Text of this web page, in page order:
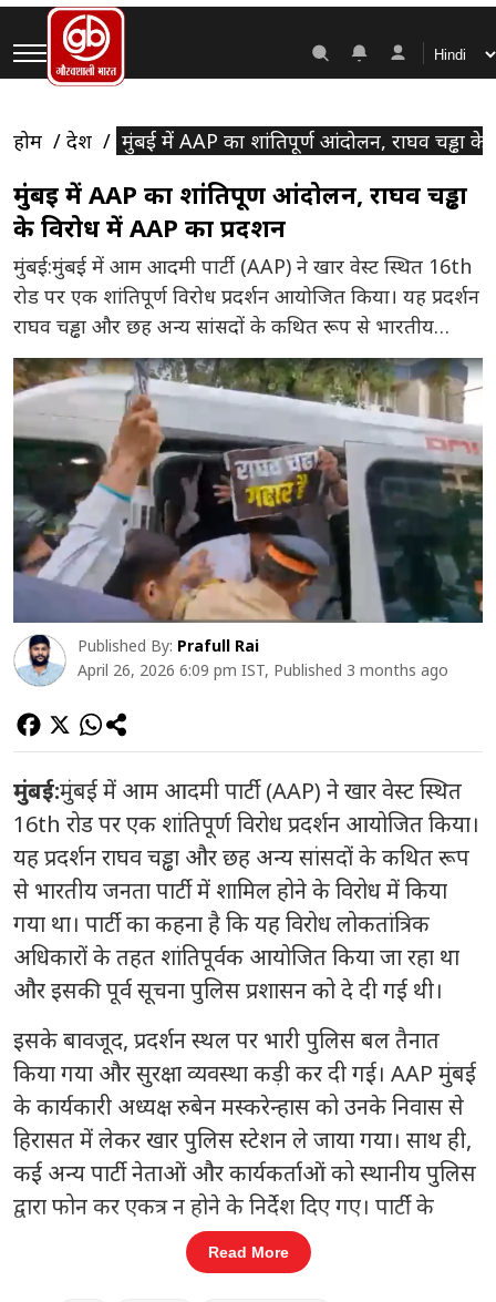
होम देश मुंबई में AAP का शांतिपूर्ण आंदोलन, राघव चड्ढा के
मुंबई में AAP का शांतिपूर्ण आंदोलन, राघव चड्ढा
के विरोध में AAP का प्रदर्शन
मुंबई:मुंबई में आम आदमी पार्टी (AAP) ने खार वेस्ट स्थित 16th
रोड पर एक शांतिपूर्ण विरोध प्रदर्शन आयोजित किया। यह प्रदर्शन
राघव चड्ढा और छह अन्य सांसदों के कथित रूप से भारतीय
जनता पार्टी में शामिल होने के विरोध में किया गया था। पार्टी का
कहना है कि यह विरोध लोकतांत्रिक अधिकारों के तहत
शांतिपूर्वक […]
Published By: Prafull Rai
April 26, 2026 6:09 pm IST, Published 3 months ago
मुंबई:मुंबई में आम आदमी पार्टी (AAP) ने खार वेस्ट स्थित
16th रोड पर एक शांतिपूर्ण विरोध प्रदर्शन आयोजित किया।
यह प्रदर्शन राघव चड्ढा और छह अन्य सांसदों के कथित रूप
से भारतीय जनता पार्टी में शामिल होने के विरोध में किया
गया था। पार्टी का कहना है कि यह विरोध लोकतांत्रिक
अधिकारों के तहत शांतिपूर्वक आयोजित किया जा रहा था
और इसकी पूर्व सूचना पुलिस प्रशासन को दे दी गई थी।
इसके बावजूद, प्रदर्शन स्थल पर भारी पुलिस बल तैनात
किया गया और सुरक्षा व्यवस्था कड़ी कर दी गई। AAP मुंबई
के कार्यकारी अध्यक्ष रुबेन मस्करेन्हास को उनके निवास से
हिरासत में लेकर खार पुलिस स्टेशन ले जाया गया। साथ ही,
कई अन्य पार्टी नेताओं और कार्यकर्ताओं को स्थानीय पुलिस
द्वारा फोन कर एकत्र न होने के निर्देश दिए गए। पार्टी के
चकाला स्थित कार्यालय का भी पुलिस ने दौरा कर स्थिति पर
Read More